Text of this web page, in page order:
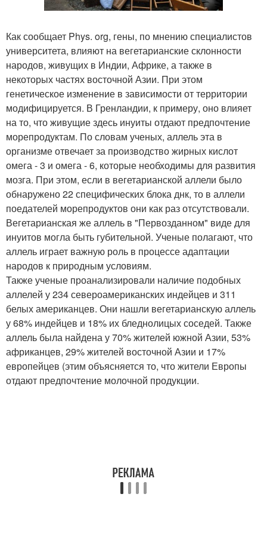
Как сообщает Phys. org, гены, по мнению специалистов
университета, влияют на вегетарианские склонности
народов, живущих в Индии, Африке, а также в
некоторых частях восточной Азии. При этом
генетическое изменение в зависимости от территории
модифицируется. В Гренландии, к примеру, оно влияет
на то, что живущие здесь инуиты отдают предпочтение
морепродуктам. По словам ученых, аллель эта в
организме отвечает за производство жирных кислот
омега - 3 и омега - 6, которые необходимы для развития
мозга. При этом, если в вегетарианской аллели было
обнаружено 22 специфических блока днк, то в аллели
поедателей морепродуктов они как раз отсутствовали.
Вегетарианская же аллель в "Первозданном" виде для
инуитов могла быть губительной. Ученые полагают, что
аллель играет важную роль в процессе адаптации
народов к природным условиям.
Также ученые проанализировали наличие подобных
аллелей у 234 североамериканских индейцев и 311
белых американцев. Они нашли вегетарианскую аллель
у 68% индейцев и 18% их бледнолицых соседей. Также
аллель была найдена у 70% жителей южной Азии, 53%
африканцев, 29% жителей восточной Азии и 17%
европейцев (этим объясняется то, что жители Европы
отдают предпочтение молочной продукции.